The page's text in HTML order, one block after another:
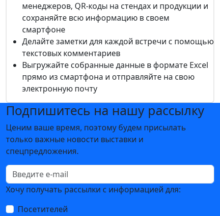
менеджеров, QR-коды на стендах и продукции и
сохраняйте всю информацию в своем
смартфоне
Делайте заметки для каждой встречи с помощью
текстовых комментариев
Выгружайте собранные данные в формате Excel
прямо из смартфона и отправляйте на свою
электронную почту
Подпишитесь на нашу рассылку
Ценим ваше время, поэтому будем присылать
только важные новости выставки и
спецпредложения.
Хочу получать рассылки с информацией для:
Посетителей